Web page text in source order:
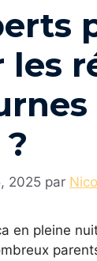
les
2025 par
en pleine